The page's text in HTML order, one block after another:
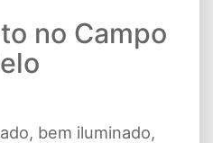
no Campo
bem iluminado,